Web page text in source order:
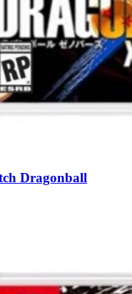
Dragonball